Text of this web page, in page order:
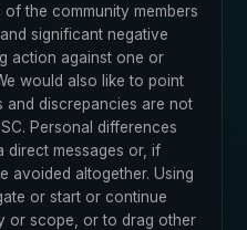
the community members
significant negative
action against one or
would also like to point
and discrepancies are not
Personal differences
direct messages or, if
avoided altogether. Using
or start or continue
or scope, or to drag other